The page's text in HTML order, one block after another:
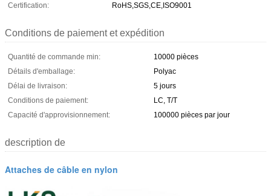
Certification:
RoHS,SGS,CE,ISO9001
Conditions de paiement et expédition
Quantité de commande min:
10000 pièces
Détails d'emballage:
Polyac
Délai de livraison:
5 jours
Conditions de paiement:
LC, T/T
Capacité d'approvisionnement:
100000 pièces par jour
description de
Attaches de câble en nylon